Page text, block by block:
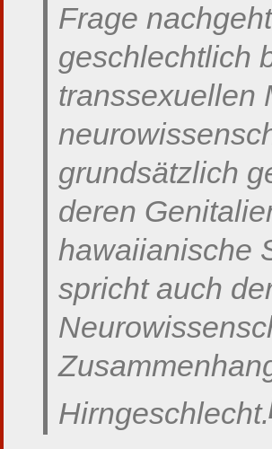
Frage
geschlechtlich
transsexuellen
grundsätzlich
deren
hawaiianische
spricht auch
Hirngeschlecht.